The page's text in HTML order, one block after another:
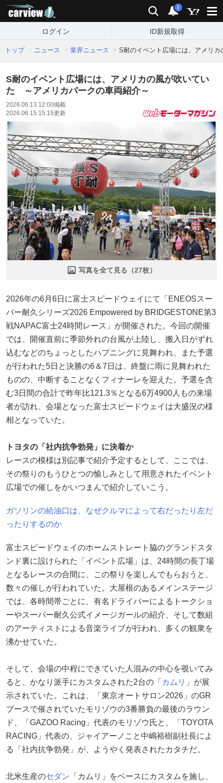
検索 通知
i
ログイン ID新規取得
トップ ニュース 業界ニュース S耐のイベント広場には、アメリ
S耐のイベント広場には、アメリカの風が吹いてい
た ～アメリカパークの車両紹介～
2026.06.13 12:00掲載
2026.06.15 15:15更新
写真を全て見る（27枚）
2026年の6月6日に富士スピードウェイにて「ENEOSスー
パー耐久シリーズ2026 Empowered by BRIDGESTONE第3
戦NAPAC富士24時間レース」が開催された。今回の開催
では、開催直前に季節外れの台風が上陸し、搬入日がずれ
込むなどのちょっとしたハプニングに見舞われ、また予選
が行われた5日と決勝の6＆7日は、終盤に雨に見舞われた
ものの、中断することなくフィナーレを迎えた。予選を含
む3日間の合計で昨年比121.3％となる6万4900人もの来場
者が訪れ、会場となった富士スピードウェイは大盛況の様
相となっていた。
トヨタの「社内抗争勃発」に決着か
レースの模様は別記事で紹介予定するとして、ここでは、
その祭りのもうひとつの愉しみとして用意されたイベント
広場での催しをかいつまんで紹介していこう。
ガソリンの給油口は、なぜクルマによって右だったり左だ
ったりするのか
富士スピードウェイのホームストレート脇のグランドスタ
ンド裏に設けられた「イベント広場」は、24時間の長丁場
となるレースの合間に、この祭りを楽しんでもらおうと、
数々の催しが行われていた。大屋根のあるメインステージ
では、各時間帯ごとに、有名ドライバーによるトークショ
ーやスーパー耐久公式イメージガールの紹介、そして数組
のアーティストによる音楽ライブが行われ、多くの観衆を
沸かせていた。
そして、会場の中程にできていた人混みの中心を覗いてみ
ると、かなり派手にカスタムされた2台の「 カムリ 」が展
示されていた。これは、「東京オートサロン2026」のGR
ブースで催されていたモリゾウの3番勝負の最後のラウン
ド、「GAZOO Racing」代表のモリゾウ氏と、「TOYOTA
RACING」代表の、ジャイアーノこと中嶋裕樹副社長によ
る「社内抗争勃発」が、ようやく発表されたカタチだ。
北米生産のセダン 「カムリ」をベースにカスタムを施し、